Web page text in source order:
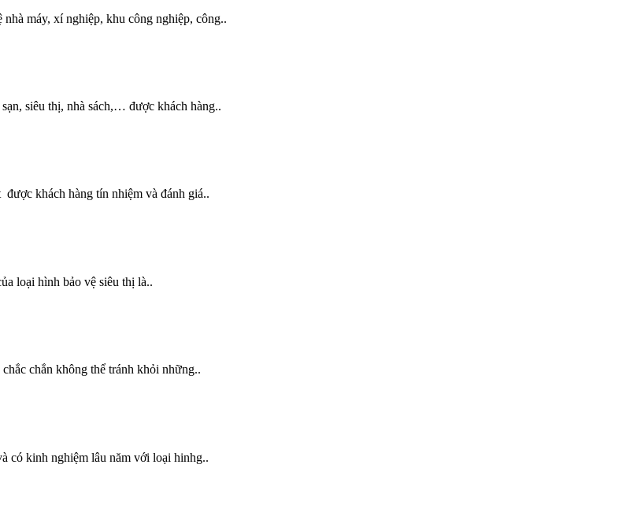
máy, xí nghiệp, khu công nghiệp, công..
siêu thị, nhà sách,… được khách hàng..
khách hàng tín nhiệm và đánh giá..
loại hình bảo vệ siêu thị là..
chắn không thể tránh khỏi những..
có kinh nghiệm lâu năm với loại hinhg..